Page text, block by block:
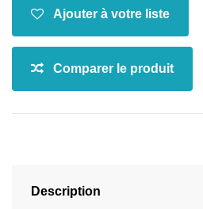
Description